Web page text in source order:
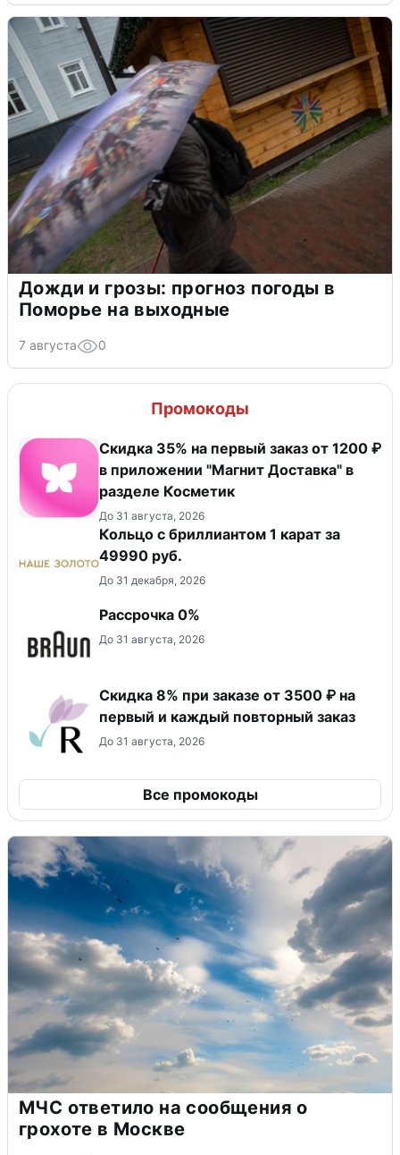
Дожди и грозы: прогноз погоды в
Поморье на выходные
7 августа 0
Промокоды
​Скидка 35% на первый заказ от 1200 ₽
в приложении "Магнит Доставка"​ в
разделе Косметик
До 31 августа, 2026
Кольцо с бриллиантом 1 карат за
49990 руб.
До 31 декабря, 2026
Рассрочка 0%
До 31 августа, 2026
Скидка 8% при заказе от 3500 ₽ на
первый и каждый повторный заказ
До 31 августа, 2026
Все промокоды
МЧС ответило на сообщения о
грохоте в Москве